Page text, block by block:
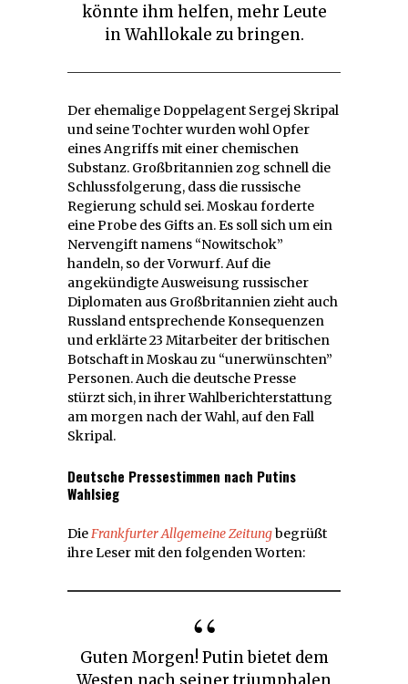
könnte ihm helfen, mehr Leute
in Wahllokale zu bringen.
Der ehemalige Doppelagent Sergej Skripal
und seine Tochter wurden wohl Opfer
eines Angriffs mit einer chemischen
Substanz. Großbritannien zog schnell die
Schlussfolgerung, dass die russische
Regierung schuld sei. Moskau forderte
eine Probe des Gifts an. Es soll sich um ein
Nervengift namens “Nowitschok”
handeln, so der Vorwurf. Auf die
angekündigte Ausweisung russischer
Diplomaten aus Großbritannien zieht auch
Russland entsprechende Konsequenzen
und erklärte 23 Mitarbeiter der britischen
Botschaft in Moskau zu “unerwünschten”
Personen. Auch die deutsche Presse
stürzt sich, in ihrer Wahlberichterstattung
am morgen nach der Wahl, auf den Fall
Skripal.
Deutsche Pressestimmen nach Putins
Wahlsieg
DieFrankfurter Allgemeine Zeitungbegrüßt
ihre Leser mit den folgenden Worten:
Guten Morgen! Putin bietet dem